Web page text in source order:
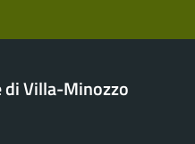
di Villa-Minozzo